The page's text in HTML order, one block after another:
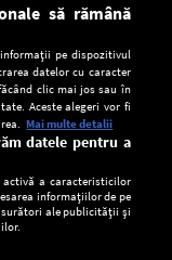
să rămână
pe dispozitivul
datelor cu caracter
clic mai jos sau în
Aceste alegeri vor fi
Mai multe detalii
datele pentru a
activă a caracteristicilor
informațiilor de pe
ale publicității și